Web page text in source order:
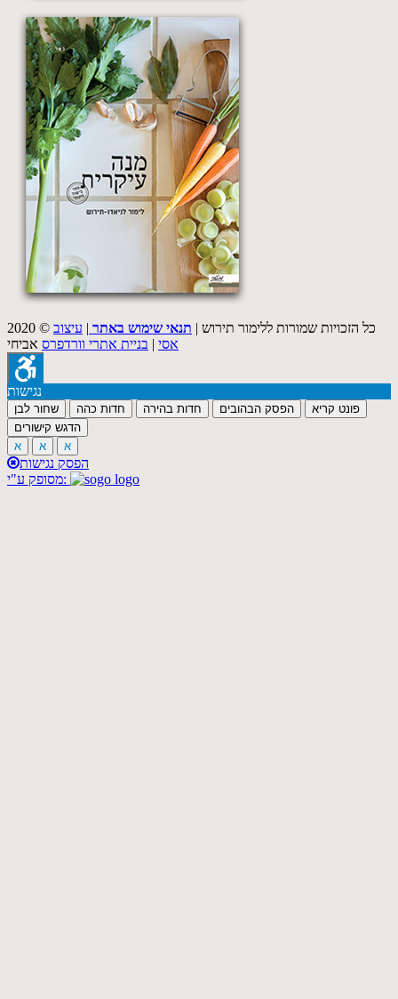
2020 © כל הזכויות שמורות ללימור תירוש | תנאי שימוש באתר | עיצוב
אסי | בניית אתרי וורדפרס אביחי
נגישות
שחור לבן חדות כהה חדות בהירה הפסק הבהובים
פונט קריא
הדגש קישורים
א
א א
הפסק נגישות
מסופק ע"י: